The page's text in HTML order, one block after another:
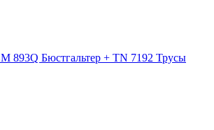
893Q Бюстгальтер + TN 7192 Трусы